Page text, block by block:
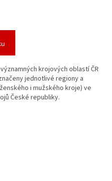
krojových oblastí ČR
jednotlivé regiony a
i mužského kroje) ve
České republiky.